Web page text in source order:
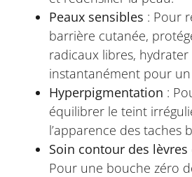
Peaux sensibles : Pour
barrière cutanée,
radicaux libres,
instantanément pour
Hyperpigmentation :
équilibrer le teint
l’apparence des taches
Soin contour des lèvres
Pour une bouche zéro